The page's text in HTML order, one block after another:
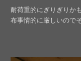
耐荷重的にぎりぎりか
布事情的に厳しいので